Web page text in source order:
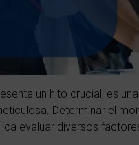
un hito crucial, es
Determinar el
evaluar diversos